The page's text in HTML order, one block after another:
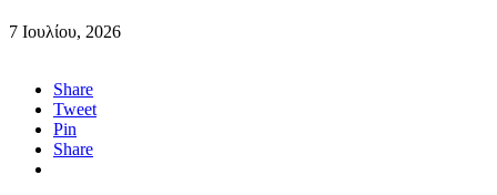
7 Ιουλίου, 2026
Share
Tweet
Pin
Share